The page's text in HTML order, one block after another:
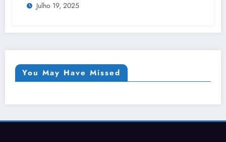
Julho 19, 2025
You May Have Missed